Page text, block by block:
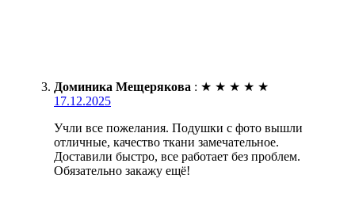
Доминика Мещерякова : ★ ★ ★ ★ ★
17.12.2025
Учли все пожелания. Подушки с фото вышли
отличные, качество ткани замечательное.
Доставили быстро, все работает без проблем.
Обязательно закажу ещё!